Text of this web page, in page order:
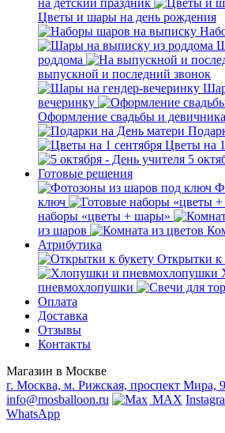
на детский праздник
Цветы и шары на день рождения
роддома
выпускной и последний звонок
вечеринку
Оформление свадьбы и девичника
Цветы на
5
Готовые решения
ключ
наборы «цветы + шары»
из шаров
Атрибутика
Открытки к
пневмохлопушки
Оплата
Доставка
Отзывы
Контакты
Магазин в Москве
г. Москва, м. Рижская, проспект Мира,
info@mosballoon.ru
MAX
WhatsApp